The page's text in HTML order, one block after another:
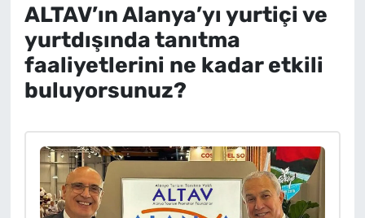
ALTAV’ın Alanya’yı yurtiçi ve
yurtdışında tanıtma
faaliyetlerini ne kadar etkili
buluyorsunuz?